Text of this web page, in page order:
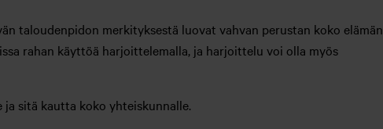
taloudenpidon merkityksestä luovat vahvan perustan koko elämän
rahan käyttöä harjoittelemalla, ja harjoittelu voi olla myös
sitä kautta koko yhteiskunnalle.